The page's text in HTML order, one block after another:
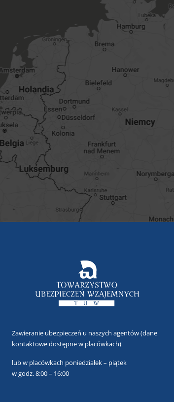
Zawieranie ubezpieczeń u naszych agentów(dane
kontaktowe dostępne w placówkach)
lubw placówkach poniedziałek – piątek
w godz. 8:00 – 16:00